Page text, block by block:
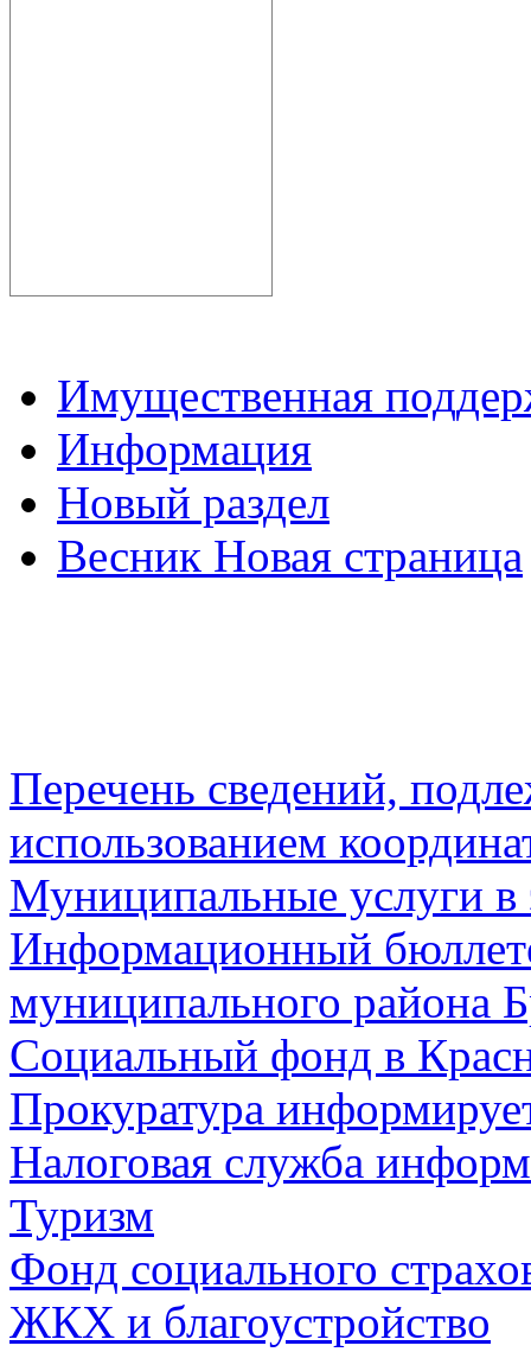
Имущественная
Информация
Новый раздел
Весник Новая страница
Перечень сведений,
использованием
Муниципальные услуги в
Информационный
муниципального района
Социальный фонд в
Прокуратура
Налоговая служба
Туризм
Фонд социального
ЖКХ и благоустройство